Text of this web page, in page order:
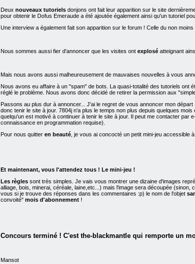
Deux nouveaux tutoriels donjons ont fait leur apparition sur le site
pour obtenir le Dofus Emeraude a été ajoutée également ainsi qu'un tutoriel
Une interview a également fait son apparition sur le forum ! Celle du non moins
Nous sommes aussi fier d'annoncer que les visites ont explosé atteignant
Mais nous avons aussi malheureusement de mauvaises nouvelles à vous
Nous avons eu affaire à un "spam" de bots. La quasi-totalité des tutoriels
réglé le problème. Nous avons donc décidé de retirer la permission aux
Passons au plus dur à annoncer... J'ai le regret de vous annoncer mon départ
donc tenir le site à jour. 7804j n'a plus le temps non plus depuis quelques
quelqu'un est motivé à continuer à tenir le site à jour. Il peut me contacter par
connaissance en programmation requise).
Pour nous quitter en beauté, je vous ai concocté un petit mini-jeu accessible
Et maintenant, vous l'attendez tous ! Le mini-jeu !
Les règles sont très simples. Je vais vous montrer une dizaine d'images
alliage, bois, minerai, céréale, laine,etc...) mais l'image sera découpée
vous si je trouve des réponses dans les commentaires :p) le nom de l'objet
convoité" mois d'abonnement !
Concours terminé ! C'est the-blackmantle qui remporte un
Mansot